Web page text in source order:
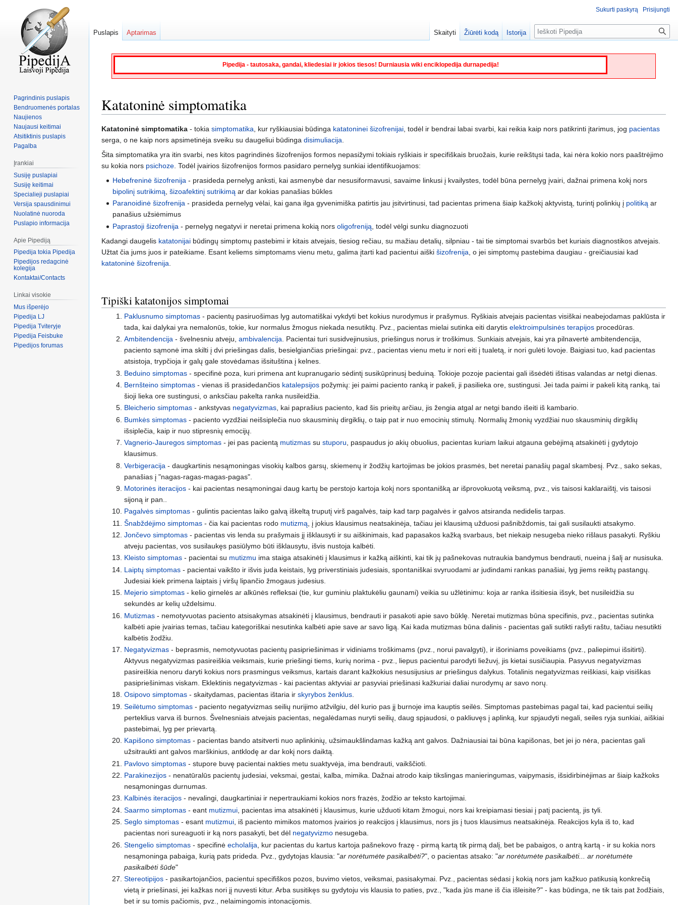
Pipedija - tautosaka, gandai, kliedesiai ir jokios tiesos! Durniausia wiki enciklopedija durnapedija!
Katatoninė simptomatika
Jump
to
navigation
Jump
to
search
Katatoninė simptomatika - tokia simptomatika , kur ryškiausiai būdinga katatoninei šizofrenijai , todėl ir bendrai labai svarbi, kai reikia kaip nors patikrinti įtarimus, jog pacientas
serga, o ne kaip nors apsimetinėja sveiku su daugeliui būdinga disimuliacija
Šita simptomatika yra itin svarbi, nes kitos pagrindinės šizofrenijos formos nepasižymi tokiais ryškiais ir specifiškais bruožais, kurie reikštųsi tada, kai nėra kokio nors paaštrėjimo
su kokia nors psichoze . Todėl įvairios šizofrenijos formos pasidaro pernelyg sunkiai identifikuojamos:
Hebefreninė šizofrenija - prasideda pernelyg anksti, kai asmenybė dar nesusiformavusi, savaime linkusi į kvailystes, todėl būna pernelyg įvairi, dažnai primena kokį nors
bipolinį sutrikimą ,šizoafektinį sutrikimą ar dar kokias panašias būkles
Paranoidinė šizofrenija - prasideda pernelyg vėlai, kai gana ilga gyvenimiška patirtis jau įsitvirtinusi, tad pacientas primena šiaip kažkokį aktyvistą, turintį polinkių į politiką ar
panašius užsiėmimus
Paprastoji šizofrenija - pernelyg negatyvi ir neretai primena kokią norsoligofreniją , todėl vėlgi sunku diagnozuoti
Kadangi daugelis katatonijai būdingų simptomų pastebimi ir kitais atvejais, tiesiog rečiau, su mažiau detalių, silpniau - tai tie simptomai svarbūs bet kuriais diagnostikos atvejais.
Užtat čia jums juos ir pateikiame. Esant keliems simptomams vienu metu, galima įtarti kad pacientui aiški šizofrenija , o jei simptomų pastebima daugiau - greičiausiai kad
katatoninė šizofrenija
Tipiški katatonijos simptomai
Paklusnumo simptomas- pacientų pasiruošimas lyg automatiškai vykdyti bet kokius nurodymus ir prašymus. Ryškiais atvejais pacientas visiškai neabejodamas paklūsta ir
tada, kai dalykai yra nemalonūs, tokie, kur normalus žmogus niekada nesutiktų. Pvz., pacientas mielai sutinka eiti darytis elektroimpulsinės terapijosprocedūras.
Ambitendencija - švelnesniu atveju, ambivalencija . Pacientai turi susidvejinusius, priešingus norus ir troškimus. Sunkiais atvejais, kai yra pilnavertė ambitendencija,
paciento sąmonė ima skilti į dvi priešingas dalis, besielgiančias priešingai: pvz., pacientas vienu metu ir nori eiti į tualetą, ir nori gulėti lovoje. Baigiasi tuo, kad pacientas
atsistoja, trypčioja ir galų gale stovėdamas išsituština į kelnes.
Beduino simptomas- specifinė poza, kuri primena ant kupranugario sėdintį susikūprinusį beduiną. Tokioje pozoje pacientai gali išsėdėti ištisas valandas ar netgi dienas.
Bernšteino simptomas- vienas iš prasidedančios katalepsijospožymių: jei paimi paciento ranką ir pakeli, ji pasilieka ore, sustingusi. Jei tada paimi ir pakeli kitą ranką, tai
šioji lieka ore sustingusi, o anksčiau pakelta ranka nusileidžia.
Bleicherio simptomas- ankstyvas negatyvizmas, kai paprašius paciento, kad šis prieitų arčiau, jis žengia atgal ar netgi bando išeiti iš kambario.
Bumkės simptomas- paciento vyzdžiai neišsiplečia nuo skausminių dirgiklių, o taip pat ir nuo emocinių stimulų. Normalių žmonių vyzdžiai nuo skausminių dirgiklių
išsiplečia, kaip ir nuo stipresnių emocijų.
Vagnerio-Jauregos simptomas- jei pas pacientą mutizmassu stuporu , paspaudus jo akių obuolius, pacientas kuriam laikui atgauna gebėjimą atsakinėti į gydytojo
klausimus.
Verbigeracija - daugkartinis nesąmoningas visokių kalbos garsų, skiemenų ir žodžių kartojimas be jokios prasmės, bet neretai panašių pagal skambesį. Pvz., sako sekas,
panašias į "nagas-ragas-magas-pagas".
Motorinės iteracijos- kai pacientas nesąmoningai daug kartų be perstojo kartoja kokį nors spontanišką ar išprovokuotą veiksmą, pvz., vis taisosi kaklaraištį, vis taisosi
sijoną ir pan..
Pagalvės simptomas- gulintis pacientas laiko galvą iškeltą truputį virš pagalvės, taip kad tarp pagalvės ir galvos atsiranda nedidelis tarpas.
Šnabždėjimo simptomas- čia kai pacientas rodo mutizmą , į jokius klausimus neatsakinėja, tačiau jei klausimą užduosi pašnibždomis, tai gali susilaukti atsakymo.
Jončevo simptomas- pacientas vis lenda su prašymais jį išklausyti ir su aiškinimais, kad papasakos kažką svarbaus, bet niekaip nesugeba nieko rišlaus pasakyti. Ryškiu
atveju pacientas, vos susilaukęs pasiūlymo būti išklausytu, išvis nustoja kalbėti.
Kleisto simptomas- pacientai su mutizmu ima staiga atsakinėti į klausimus ir kažką aiškinti, kai tik jų pašnekovas nutraukia bandymus bendrauti, nueina į šalį ar nusisuka.
Laiptų simptomas- pacientai vaikšto ir išvis juda keistais, lyg priverstiniais judesiais, spontaniškai svyruodami ar judindami rankas panašiai, lyg jiems reiktų pastangų.
Judesiai kiek primena laiptais į viršų lipančio žmogaus judesius.
Mejerio simptomas- kelio girnelės ar alkūnės refleksai (tie, kur guminiu plaktukėliu gaunami) veikia su užlėtinimu: koja ar ranka išsitiesia išsyk, bet nusileidžia su
sekundės ar kelių uždelsimu.
Mutizmas- nemotyvuotas paciento atsisakymas atsakinėti į klausimus, bendrauti ir pasakoti apie savo būklę. Neretai mutizmas būna specifinis, pvz., pacientas sutinka
kalbėti apie įvairias temas, tačiau kategoriškai nesutinka kalbėti apie save ar savo ligą. Kai kada mutizmas būna dalinis - pacientas gali sutikti rašyti raštu, tačiau nesutikti
kalbėtis žodžiu.
Negatyvizmas- beprasmis, nemotyvuotas pacientų pasipriešinimas ir vidiniams troškimams (pvz., norui pavalgyti), ir išoriniams poveikiams (pvz., paliepimui išsitirti).
Aktyvus negatyvizmas pasireiškia veiksmais, kurie priešingi tiems, kurių norima - pvz., liepus pacientui parodyti liežuvį, jis kietai susičiaupia. Pasyvus negatyvizmas
pasireiškia nenoru daryti kokius nors prasmingus veiksmus, kartais darant kažkokius nesusijusius ar priešingus dalykus. Totalinis negatyvizmas reiškiasi, kaip visiškas
pasipriešinimas viskam. Eklektinis negatyvizmas - kai pacientas aktyviai ar pasyviai priešinasi kažkuriai daliai nurodymų ar savo norų.
Osipovo simptomas- skaitydamas, pacientas ištaria ir skyrybos ženklus.
Seilėtumo simptomas- paciento negatyvizmas seilių nurijimo atžvilgiu, dėl kurio pas jį burnoje ima kauptis seilės. Simptomas pastebimas pagal tai, kad pacientui seilių
perteklius varva iš burnos. Švelnesniais atvejais pacientas, negalėdamas nuryti seilių, daug spjaudosi, o pakliuvęs į aplinką, kur spjaudyti negali, seiles ryja sunkiai, aiškiai
pastebimai, lyg per prievartą.
Kapišono simptomas- pacientas bando atsitverti nuo aplinkinių, užsimaukšlindamas kažką ant galvos. Dažniausiai tai būna kapišonas, bet jei jo nėra, pacientas gali
užsitraukti ant galvos marškinius, antklodę ar dar kokį nors daiktą.
Pavlovo simptomas- stupore buvę pacientai nakties metu suaktyvėja, ima bendrauti, vaikščioti.
Parakinezijos- nenatūralūs pacientų judesiai, veksmai, gestai, kalba, mimika. Dažnai atrodo kaip tikslingas manieringumas, vaipymasis, išsidirbinėjimas ar šiaip kažkoks
nesąmoningas durnumas.
Kalbinės iteracijos- nevalingi, daugkartiniai ir nepertraukiami kokios nors frazės, žodžio ar teksto kartojimai.
Saarmo simptomas- eant mutizmui, pacientas ima atsakinėti į klausimus, kurie užduoti kitam žmogui, nors kai kreipiamasi tiesiai į patį pacientą, jis tyli.
Seglo simptomas- esant mutizmui, iš paciento mimikos matomos įvairios jo reakcijos į klausimus, nors jis į tuos klausimus neatsakinėja. Reakcijos kyla iš to, kad
pacientas nori sureaguoti ir ką nors pasakyti, bet dėl negatyvizmonesugeba.
Stengelio simptomas- specifinė echolalija , kur pacientas du kartus kartoja pašnekovo frazę - pirmą kartą tik pirmą dalį, bet be pabaigos, o antrą kartą - ir su kokia nors
nesąmoninga pabaiga, kurią pats prideda. Pvz., gydytojas klausia: "ar norėtumėte pasikalbėti?", o pacientas atsako: "ar norėtumėte pasikalbėti... ar norėtumėte
pasikalbėti šūde"
Stereotipijos- pasikartojančios, pacientui specifiškos pozos, buvimo vietos, veiksmai, pasisakymai. Pvz., pacientas sėdasi į kokią nors jam kažkuo patikusią konkrečią
vietą ir priešinasi, jei kažkas nori jį nuvesti kitur. Arba susitikęs su gydytoju vis klausia to paties, pvz., "kada jūs mane iš čia išleisite?" - kas būdinga, ne tik tais pat žodžiais,
bet ir su tomis pačiomis, pvz., nelaimingomis intonacijomis.
Sukurti paskyrą Prisijungti
Puslapis Aptarimas Skaityti Žiūrėti kodą Istorija Paieška
Pagrindinis puslapis
Bendruomenės portalas
Naujienos
Naujausi keitimai
Atsitiktinis puslapis
Pagalba
Įrankiai
Susiję puslapiai
Susiję keitimai
Specialieji puslapiai
Versija spausdinimui
Nuolatinė nuoroda
Puslapio informacija
Apie Pipediją
Pipedija tokia Pipedija
Pipedijos redagcinė
kolegija
Kontaktai/Contacts
Linkai visokie
Mus išperėjo
Pipedija LJ
Pipedija Tviteryje
Pipedija Feisbuke
Pipedijos forumas